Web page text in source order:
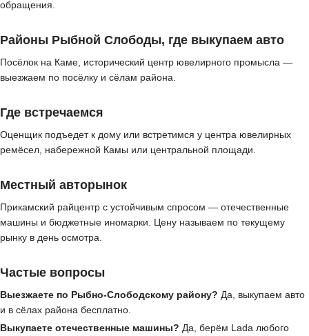
обращения.
Районы Рыбной Слободы, где выкупаем авто
Посёлок на Каме, исторический центр ювелирного промысла —
выезжаем по посёлку и сёлам района.
Где встречаемся
Оценщик подъедет к дому или встретимся у центра ювелирных
ремёсел, набережной Камы или центральной площади.
Местный авторынок
Прикамский райцентр с устойчивым спросом — отечественные
машины и бюджетные иномарки. Цену называем по текущему
рынку в день осмотра.
Частые вопросы
Выезжаете по Рыбно-Слободскому району? Да, выкупаем авто
и в сёлах района бесплатно.
Выкупаете отечественные машины? Да, берём Lada любого